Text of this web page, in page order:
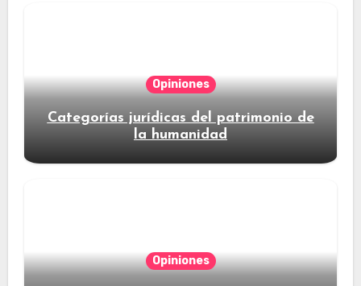
Opiniones
Categorías jurídicas del patrimonio de
la humanidad
Opiniones